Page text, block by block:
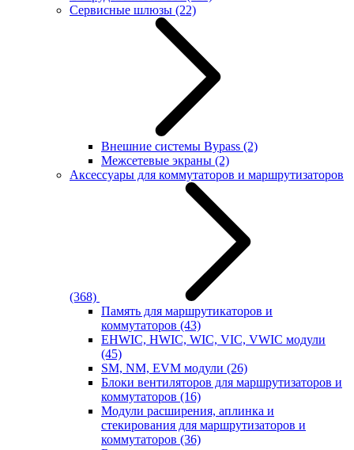
Сервисные шлюзы (22)
Внешние системы Bypass (2)
Межсетевые экраны (2)
Аксессуары для коммутаторов и маршрутизаторов
(368)
Память для маршрутикаторов и
коммутаторов (43)
EHWIC, HWIC, WIC, VIC, VWIC модули
(45)
SM, NM, EVM модули (26)
Блоки вентиляторов для маршрутизаторов и
коммутаторов (16)
Модули расширения, аплинка и
стекирования для маршрутизаторов и
коммутаторов (36)